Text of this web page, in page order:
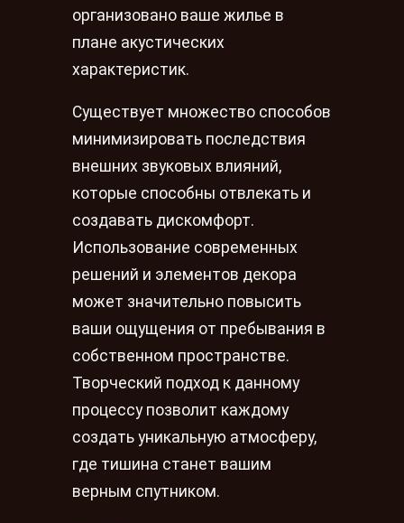
организовано ваше жилье в
плане акустических
характеристик.
Существует множество способов
минимизировать последствия
внешних звуковых влияний,
которые способны отвлекать и
создавать дискомфорт.
Использование современных
решений и элементов декора
может значительно повысить
ваши ощущения от пребывания в
собственном пространстве.
Творческий подход к данному
процессу позволит каждому
создать уникальную атмосферу,
где тишина станет вашим
верным спутником.